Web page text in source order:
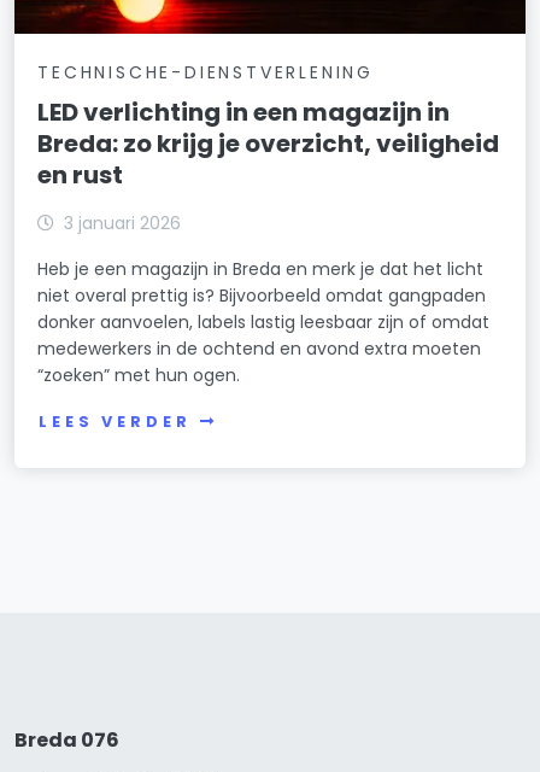
TECHNISCHE-DIENSTVERLENING
LED verlichting in een magazijn in
Breda: zo krijg je overzicht, veiligheid
en rust
3 januari 2026
Heb je een magazijn in Breda en merk je dat het licht
niet overal prettig is? Bijvoorbeeld omdat gangpaden
donker aanvoelen, labels lastig leesbaar zijn of omdat
medewerkers in de ochtend en avond extra moeten
“zoeken” met hun ogen.
LEES VERDER
Breda 076